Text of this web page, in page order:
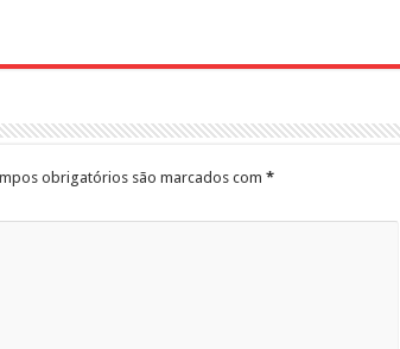
obrigatórios são marcados com *